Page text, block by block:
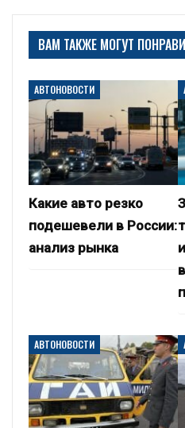
ВАМ ТАКЖЕ МОГУТ
АВТОНОВОСТИ
Какие авто резко
подешевели в России:
анализ рынка
АВТОНОВОСТИ